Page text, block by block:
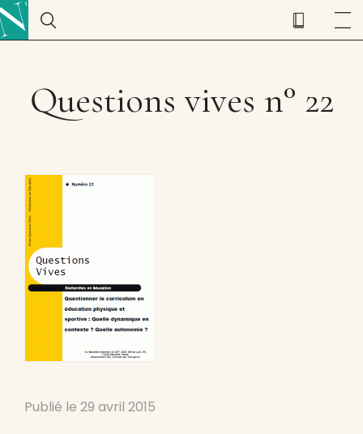
Questions vives n° 22
Publié le 29 avril 2015